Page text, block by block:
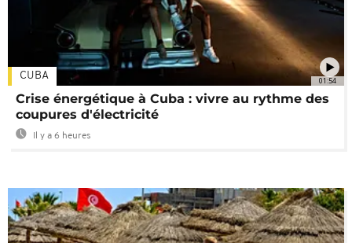
01:54
CUBA
Crise énergétique à Cuba : vivre au rythme des
coupures d'électricité
Il y a 6 heures